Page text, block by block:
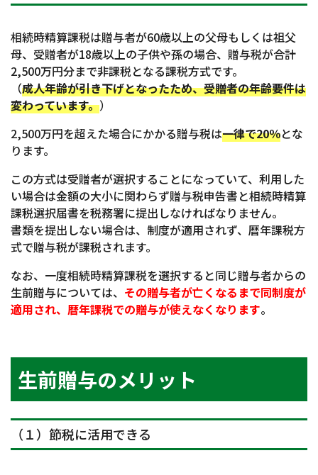
相続時精算課税は贈与者が60歳以上の父母もしくは祖父
母、受贈者が18歳以上の子供や孫の場合、贈与税が合計
2,500万円分まで非課税となる課税方式です。
（成人年齢が引き下げとなったため、受贈者の年齢要件は
変わっています。）
2,500万円を超えた場合にかかる贈与税は一律で20％とな
ります。
この方式は受贈者が選択することになっていて、利用した
い場合は金額の大小に関わらず贈与税申告書と相続時精算
課税選択届書を税務署に提出しなければなりません。
書類を提出しない場合は、制度が適用されず、暦年課税方
式で贈与税が課税されます。
なお、一度相続時精算課税を選択すると同じ贈与者からの
生前贈与については、 その贈与者が亡くなるまで同制度が
適用され、暦年課税での贈与が使えなくなります。
生前贈与のメリット
（１）節税に活用できる